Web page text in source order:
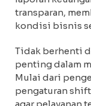
transparan,
kondisi bisnis
Tidak berhenti
penting dalam
Mulai dari
pengaturan